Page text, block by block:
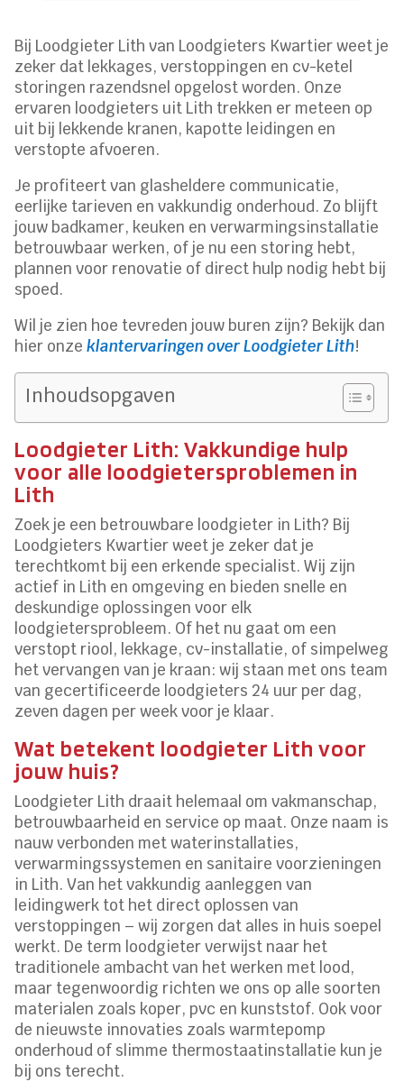
Bij Loodgieter Lith van Loodgieters Kwartier weet je
zeker dat lekkages, verstoppingen en cv-ketel
storingen razendsnel opgelost worden. Onze
ervaren loodgieters uit Lith trekken er meteen op
uit bij lekkende kranen, kapotte leidingen en
verstopte afvoeren.
Je profiteert van glasheldere communicatie,
eerlijke tarieven en vakkundig onderhoud. Zo blijft
jouw badkamer, keuken en verwarmingsinstallatie
betrouwbaar werken, of je nu een storing hebt,
plannen voor renovatie of direct hulp nodig hebt bij
spoed.
Wil je zien hoe tevreden jouw buren zijn? Bekijk dan
hier onzeklantervaringen over Loodgieter Lith!
Inhoudsopgaven
Loodgieter Lith: Vakkundige hulp
voor alle loodgietersproblemen in
Lith
Zoek je een betrouwbare loodgieter in Lith? Bij
Loodgieters Kwartier weet je zeker dat je
terechtkomt bij een erkende specialist. Wij zijn
actief in Lith en omgeving en bieden snelle en
deskundige oplossingen voor elk
loodgietersprobleem. Of het nu gaat om een
verstopt riool, lekkage, cv-installatie, of simpelweg
het vervangen van je kraan: wij staan met ons team
van gecertificeerde loodgieters 24 uur per dag,
zeven dagen per week voor je klaar.
Wat betekent loodgieter Lith voor
jouw huis?
Loodgieter Lith draait helemaal om vakmanschap,
betrouwbaarheid en service op maat. Onze naam is
nauw verbonden met waterinstallaties,
verwarmingssystemen en sanitaire voorzieningen
in Lith. Van het vakkundig aanleggen van
leidingwerk tot het direct oplossen van
verstoppingen – wij zorgen dat alles in huis soepel
werkt. De term loodgieter verwijst naar het
traditionele ambacht van het werken met lood,
maar tegenwoordig richten we ons op alle soorten
materialen zoals koper, pvc en kunststof. Ook voor
de nieuwste innovaties zoals warmtepomp
onderhoud of slimme thermostaatinstallatie kun je
bij ons terecht.